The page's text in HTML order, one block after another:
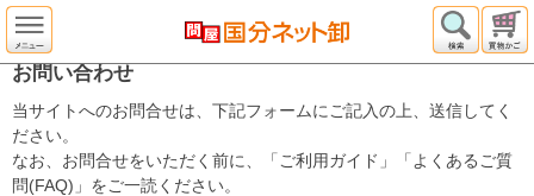
お問い合わせ
当サイトへのお問合せは、下記フォームにご記入の上、送信してく
ださい。
なお、お問合せをいただく前に、「ご利用ガイド」「よくあるご質
問(FAQ)」をご一読ください。